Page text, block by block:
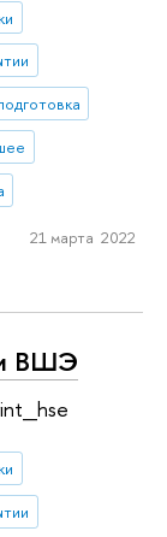
21 марта 2022
ВШЭ